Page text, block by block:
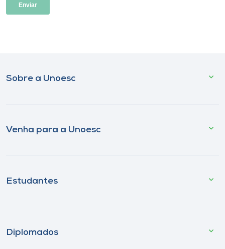
Sobre a Unoesc
Venha para a Unoesc
Estudantes
Diplomados